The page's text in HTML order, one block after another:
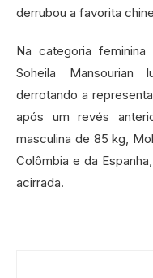
derrubou a favorita
Na categoria
Soheila
derrotando a
após um revés
masculina de 85 kg,
Colômbia e da
acirrada.